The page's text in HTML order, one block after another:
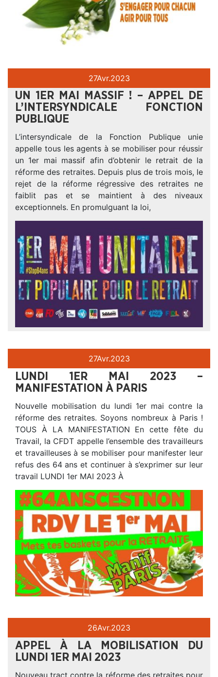
27Avr.2023
UN 1ER MAI MASSIF ! – APPEL DE
L’INTERSYNDICALE FONCTION
PUBLIQUE
L’intersyndicale de la Fonction Publique unie
appelle tous les agents à se mobiliser pour réussir
un 1er mai massif afin d’obtenir le retrait de la
réforme des retraites. Depuis plus de trois mois, le
rejet de la réforme régressive des retraites ne
faiblit pas et se maintient à des niveaux
exceptionnels. En promulguant la loi,
27Avr.2023
LUNDI 1ER MAI 2023 –
MANIFESTATION À PARIS
Nouvelle mobilisation du lundi 1er mai contre la
réforme des retraites. Soyons nombreux à Paris !
TOUS À LA MANIFESTATION En cette fête du
Travail, la CFDT appelle l’ensemble des travailleurs
et travailleuses à se mobiliser pour manifester leur
refus des 64 ans et continuer à s’exprimer sur leur
travail LUNDI 1er MAI 2023 À
26Avr.2023
APPEL À LA MOBILISATION DU
LUNDI 1ER MAI 2023